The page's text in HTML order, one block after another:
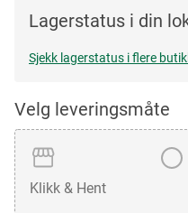
Lagerstatus i din
Sjekk lagerstatus i flere
Velg leveringsmåte
Klikk & Hent